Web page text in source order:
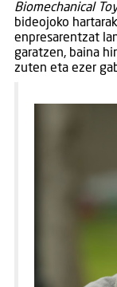
Biomechanical
bideojoko
enpresarentzat
garatzen, baina
zuten eta ezer